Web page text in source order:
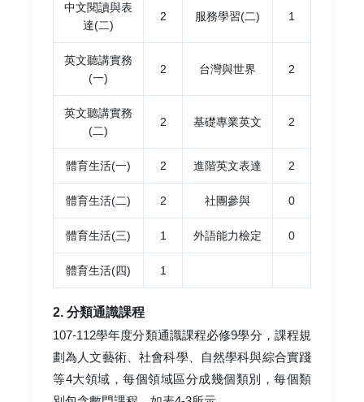
中文閱讀與表
達(二)
2 服務學習(二) 1
英文聽講實務
(一)
2 台灣與世界 2
英文聽講實務
(二)
2 基礎專業英文 2
體育生活(一) 2 進階英文表達 2
體育生活(二) 2 社團參與 0
體育生活(三) 1 外語能力檢定 0
體育生活(四) 1
2. 分類通識課程
107-112學年度分類通識課程必修9學分，課程規
劃為人文藝術、社會科學、自然學科與綜合實踐
等4大領域，每個領域區分成幾個類別，每個類